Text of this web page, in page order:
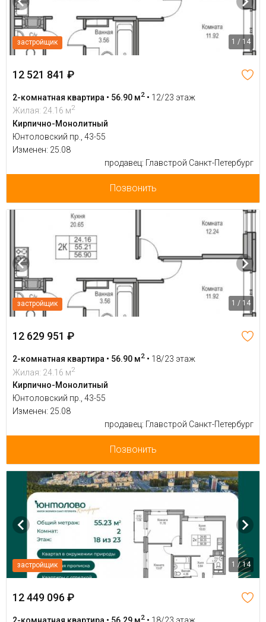
застройщик 1 / 14
12 521 841 ₽
2-комнатная квартира • 56.90 м2 • 12/23 этаж
Жилая: 24.16 м2
Кирпично-Монолитный
Юнтоловский пр., 43-55
Изменен: 25.08
продавец: Главстрой Санкт-Петербург
Позвонить
застройщик 1 / 14
12 629 951 ₽
2-комнатная квартира • 56.90 м2 • 18/23 этаж
Жилая: 24.16 м2
Кирпично-Монолитный
Юнтоловский пр., 43-55
Изменен: 25.08
продавец: Главстрой Санкт-Петербург
Позвонить
застройщик 1 / 14
12 449 096 ₽
2